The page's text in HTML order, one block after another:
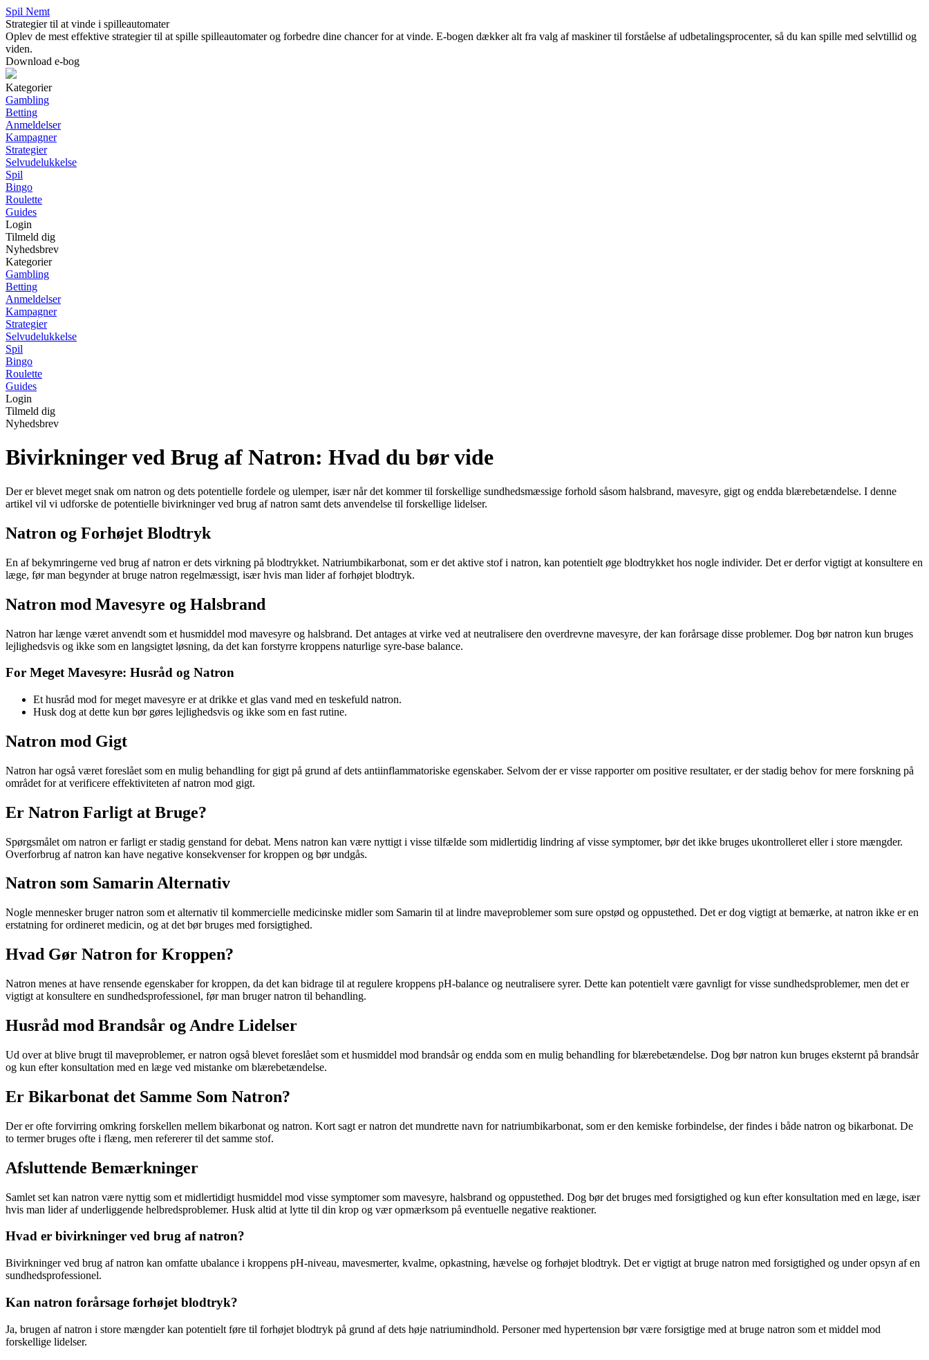
Spil Nemt
Strategier til at vinde i spilleautomater
Oplev de mest effektive strategier til at spille spilleautomater og forbedre dine chancer for at vinde. E-bogen dækker alt fra valg af maskiner til forståelse af udbetalingsprocenter, så du kan spille med selvtillid og
viden.
Download e-bog
Kategorier
Gambling
Betting
Anmeldelser
Kampagner
Strategier
Selvudelukkelse
Spil
Bingo
Roulette
Guides
Login
Tilmeld dig
Nyhedsbrev
Kategorier
Gambling
Betting
Anmeldelser
Kampagner
Strategier
Selvudelukkelse
Spil
Bingo
Roulette
Guides
Login
Tilmeld dig
Nyhedsbrev
Bivirkninger ved Brug af Natron: Hvad du bør vide
Der er blevet meget snak om natron og dets potentielle fordele og ulemper, især når det kommer til forskellige sundhedsmæssige forhold såsom halsbrand, mavesyre, gigt og endda blærebetændelse. I denne
artikel vil vi udforske de potentielle bivirkninger ved brug af natron samt dets anvendelse til forskellige lidelser.
Natron og Forhøjet Blodtryk
En af bekymringerne ved brug af natron er dets virkning på blodtrykket. Natriumbikarbonat, som er det aktive stof i natron, kan potentielt øge blodtrykket hos nogle individer. Det er derfor vigtigt at konsultere en
læge, før man begynder at bruge natron regelmæssigt, især hvis man lider af forhøjet blodtryk.
Natron mod Mavesyre og Halsbrand
Natron har længe været anvendt som et husmiddel mod mavesyre og halsbrand. Det antages at virke ved at neutralisere den overdrevne mavesyre, der kan forårsage disse problemer. Dog bør natron kun bruges
lejlighedsvis og ikke som en langsigtet løsning, da det kan forstyrre kroppens naturlige syre-base balance.
For Meget Mavesyre: Husråd og Natron
Et husråd mod for meget mavesyre er at drikke et glas vand med en teskefuld natron.
Husk dog at dette kun bør gøres lejlighedsvis og ikke som en fast rutine.
Natron mod Gigt
Natron har også været foreslået som en mulig behandling for gigt på grund af dets antiinflammatoriske egenskaber. Selvom der er visse rapporter om positive resultater, er der stadig behov for mere forskning på
området for at verificere effektiviteten af natron mod gigt.
Er Natron Farligt at Bruge?
Spørgsmålet om natron er farligt er stadig genstand for debat. Mens natron kan være nyttigt i visse tilfælde som midlertidig lindring af visse symptomer, bør det ikke bruges ukontrolleret eller i store mængder.
Overforbrug af natron kan have negative konsekvenser for kroppen og bør undgås.
Natron som Samarin Alternativ
Nogle mennesker bruger natron som et alternativ til kommercielle medicinske midler som Samarin til at lindre maveproblemer som sure opstød og oppustethed. Det er dog vigtigt at bemærke, at natron ikke er en
erstatning for ordineret medicin, og at det bør bruges med forsigtighed.
Hvad Gør Natron for Kroppen?
Natron menes at have rensende egenskaber for kroppen, da det kan bidrage til at regulere kroppens pH-balance og neutralisere syrer. Dette kan potentielt være gavnligt for visse sundhedsproblemer, men det er
vigtigt at konsultere en sundhedsprofessionel, før man bruger natron til behandling.
Husråd mod Brandsår og Andre Lidelser
Ud over at blive brugt til maveproblemer, er natron også blevet foreslået som et husmiddel mod brandsår og endda som en mulig behandling for blærebetændelse. Dog bør natron kun bruges eksternt på brandsår
og kun efter konsultation med en læge ved mistanke om blærebetændelse.
Er Bikarbonat det Samme Som Natron?
Der er ofte forvirring omkring forskellen mellem bikarbonat og natron. Kort sagt er natron det mundrette navn for natriumbikarbonat, som er den kemiske forbindelse, der findes i både natron og bikarbonat. De
to termer bruges ofte i flæng, men refererer til det samme stof.
Afsluttende Bemærkninger
Samlet set kan natron være nyttig som et midlertidigt husmiddel mod visse symptomer som mavesyre, halsbrand og oppustethed. Dog bør det bruges med forsigtighed og kun efter konsultation med en læge, især
hvis man lider af underliggende helbredsproblemer. Husk altid at lytte til din krop og vær opmærksom på eventuelle negative reaktioner.
Hvad er bivirkninger ved brug af natron?
Bivirkninger ved brug af natron kan omfatte ubalance i kroppens pH-niveau, mavesmerter, kvalme, opkastning, hævelse og forhøjet blodtryk. Det er vigtigt at bruge natron med forsigtighed og under opsyn af en
sundhedsprofessionel.
Kan natron forårsage forhøjet blodtryk?
Ja, brugen af natron i store mængder kan potentielt føre til forhøjet blodtryk på grund af dets høje natriumindhold. Personer med hypertension bør være forsigtige med at bruge natron som et middel mod
forskellige lidelser.